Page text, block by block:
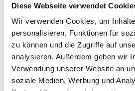
Diese Webseite verwendet
Wir verwenden Cookies, um
personalisieren, Funktionen für
zu können und die Zugriffe auf
analysieren. Außerdem geben wir
Verwendung unserer Website an
soziale Medien, Werbung und
Chłodzenie
Paski, pasy
Klimatyzacja
Elektryka